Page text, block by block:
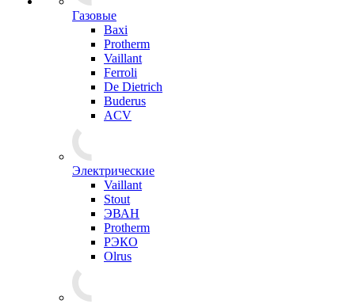
Газовые
Baxi
Protherm
Vaillant
Ferroli
De Dietrich
Buderus
ACV
Электрические
Vaillant
Stout
ЭВАН
Protherm
РЭКО
Olrus